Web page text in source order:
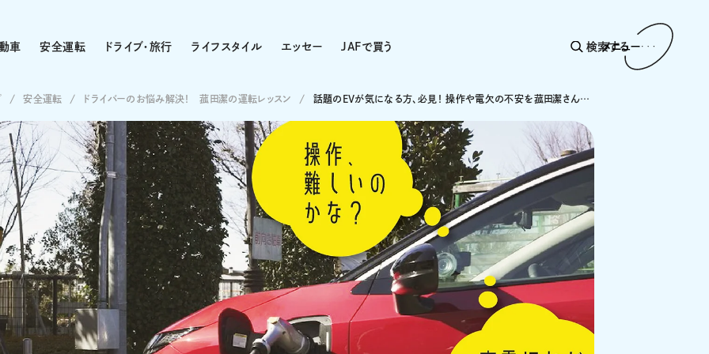
車 安全運転 ドライブ・旅行 ライフスタイル エッセー JAFで買う 検索する
メニュー
安全運転 ドライバーのお悩み解決！ 菰田潔の運転レッスン 話題のEVが気になる方、必見！ 操作や電欠の不安を菰田潔さんが解消！